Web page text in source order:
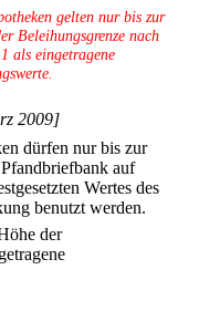
gelten nur bis zur
Beleihungsgrenze nach
als eingetragene
2009]
dürfen nur bis zur
auf
Wertes des
benutzt werden.
der